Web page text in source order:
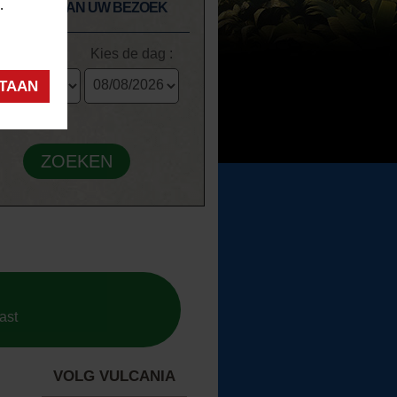
DATUM VAN UW BEZOEK
Kies de dag :
VOLG VULCANIA